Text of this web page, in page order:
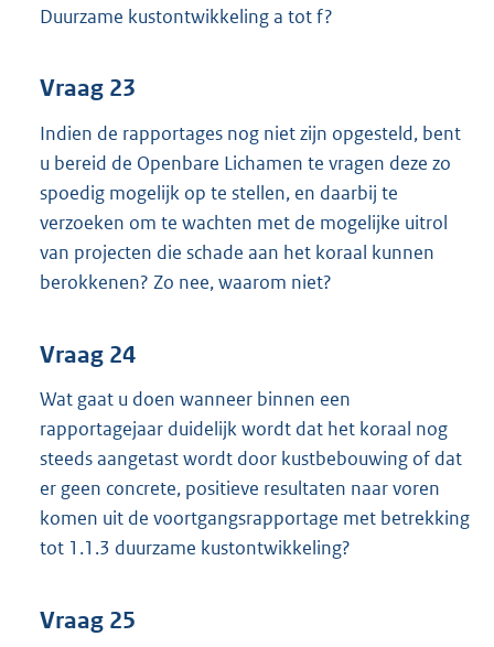
Duurzame kustontwikkeling a tot f?
Vraag 23
Indien de rapportages nog niet zijn opgesteld, bent
u bereid de Openbare Lichamen te vragen deze zo
spoedig mogelijk op te stellen, en daarbij te
verzoeken om te wachten met de mogelijke uitrol
van projecten die schade aan het koraal kunnen
berokkenen? Zo nee, waarom niet?
Vraag 24
Wat gaat u doen wanneer binnen een
rapportagejaar duidelijk wordt dat het koraal nog
steeds aangetast wordt door kustbebouwing of dat
er geen concrete, positieve resultaten naar voren
komen uit de voortgangsrapportage met betrekking
tot 1.1.3 duurzame kustontwikkeling?
Vraag 25